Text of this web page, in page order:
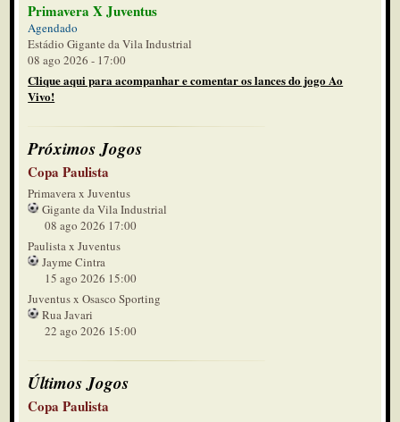
Primavera X Juventus
Agendado
Estádio Gigante da Vila Industrial
08 ago 2026 - 17:00
Clique aqui para acompanhar e comentar os lances do jogo Ao
Vivo!
Próximos Jogos
Copa Paulista
Primavera x Juventus
Gigante da Vila Industrial
08 ago 2026 17:00
Paulista x Juventus
Jayme Cintra
15 ago 2026 15:00
Juventus x Osasco Sporting
Rua Javari
22 ago 2026 15:00
Últimos Jogos
Copa Paulista